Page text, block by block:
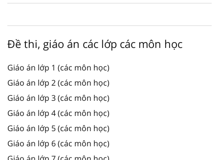
Đề thi, giáo án các lớp các môn học
Giáo án lớp 1 (các môn học)
Giáo án lớp 2 (các môn học)
Giáo án lớp 3 (các môn học)
Giáo án lớp 4 (các môn học)
Giáo án lớp 5 (các môn học)
Giáo án lớp 6 (các môn học)